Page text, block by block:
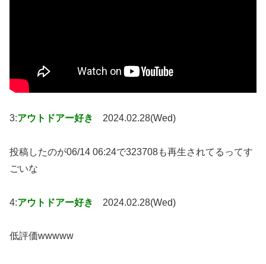
3:アウトドアー好き 2024.02.28(Wed)
投稿したのが06/14 06:24で323708も再生されてるってす
ごいな
4:アウトドアー好き 2024.02.28(Wed)
低評価wwwww